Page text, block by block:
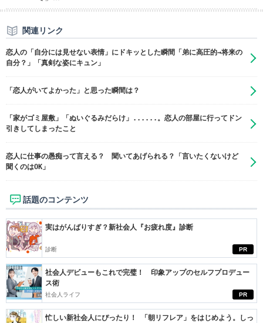
関連リンク
恋人の「自分には見せない表情」にドキッとした瞬間「弟に高圧的→将来の
自分？」「真剣な姿にキュン」
「恋人がいてよかった」と思った瞬間は？
「家がゴミ屋敷」「ぬいぐるみだらけ」......。恋人の部屋に行ってドン
引きしてしまったこと
恋人に仕事の愚痴って言える？ 聞いてあげられる？「言いたくないけど
聞くのはOK」
話題のコンテンツ
PR
実はがんばりすぎ？新社会人『お疲れ度』診断
診断
PR
社会人デビューもこれで完璧！ 印象アップのセルフプロデュー
ス術
社会人ライフ
忙しい新社会人にぴったり！ 「朝リフレア」をはじめよう。しっ